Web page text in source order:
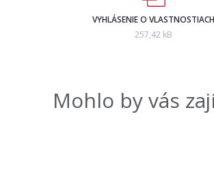
VYHLÁSENIE O VLASTNOSTIACH
257,42 kB
Mohlo by vás